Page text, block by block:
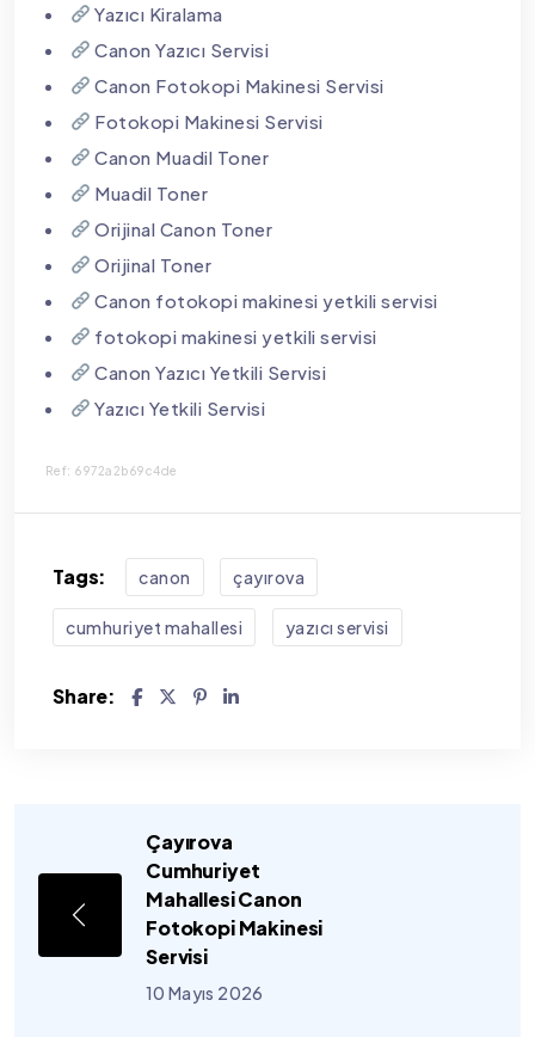
Yazıcı Kiralama
Canon Yazıcı Servisi
Canon Fotokopi Makinesi Servisi
Fotokopi Makinesi Servisi
Canon Muadil Toner
Muadil Toner
Orijinal Canon Toner
Orijinal Toner
Canon fotokopi makinesi yetkili servisi
fotokopi makinesi yetkili servisi
Canon Yazıcı Yetkili Servisi
Yazıcı Yetkili Servisi
Ref: 6972a2b69c4de
Tags: canon çayırova
cumhuriyet mahallesi yazıcı servisi
Share:
Çayırova
Cumhuriyet
Mahallesi Canon
Fotokopi Makinesi
Servisi
10 Mayıs 2026